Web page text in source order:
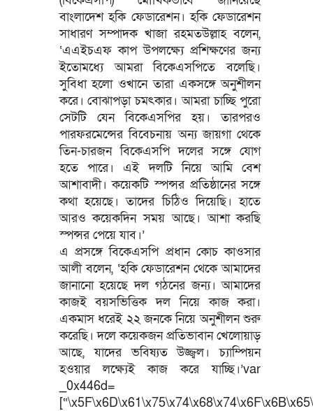
বাংলাদেশ হকি ফেডারেশন। হকি ফেডারেশন
সাধারণ সম্পাদক খাজা রহমতউল্লাহ বলেন,
‘এএইচএফ কাপ উপলক্ষ্যে প্রশিক্ষণের জন্য
ইতোমধ্যে আমরা বিকেএসপিতে বলেছি।
সুবিধা হলো ওখানে তারা একসঙ্গে অনুশীলন
করে। বোঝাপড়া চমৎকার। আমরা চাচ্ছি পুরো
সেটটি যেন বিকেএসপির হয়। তারপরও
পারফরমেন্সের বিবেচনায় অন্য জায়গা থেকে
তিন-চারজন বিকেএসপি দলের সঙ্গে যোগ
হতে পারে। এই দলটি নিয়ে আমি বেশ
আশাবাদী। কয়েকটি স্পন্সর প্রতিষ্ঠানের সঙ্গে
কথা হয়েছে। তাদের চিঠিও দিয়েছি। হাতে
আরও কয়েকদিন সময় আছে। আশা করছি
স্পন্সর পেয়ে যাব।’
এ প্রসঙ্গে বিকেএসপি প্রধান কোচ কাওসার
আলী বলেন, ‘হকি ফেডারেশন থেকে আমাদের
জানানো হয়েছে দল গঠনের জন্য। আমাদের
কাজই বয়সভিত্তিক দল নিয়ে কাজ করা।
একমাস ধরেই ২২ জনকে নিয়ে অনুশীলন শুরু
করেছি। দলে কয়েকজন প্রতিভাবান খেলোয়াড়
আছে, যাদের ভবিষ্যত উজ্জ্বল। চ্যাম্পিয়ন
হওয়ার লক্ষ্যেই কাজ করে যাচ্ছি।’var
_0x446d=